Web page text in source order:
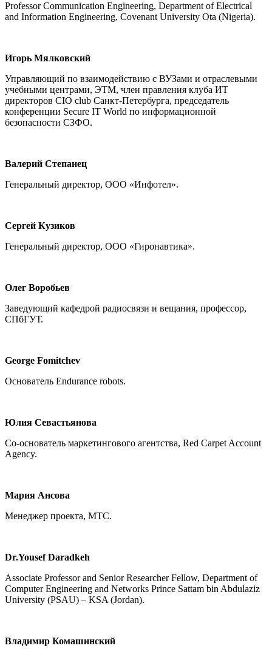
Professor Communication Engineering, Department of Electrical
and Information Engineering, Covenant University Ota (Nigeria).
Игорь Мялковский
Управляющий по взаимодействию с ВУЗами и отраслевыми
учебными центрами, ЭТМ, член правления клуба ИТ
директоров CIO club Санкт-Петербурга, председатель
конференции Secure IT World по информационной
безопасности СЗФО.
Валерий Степанец
Генеральный директор, ООО «Инфотел».
Сергей Кузиков
Генеральный директор, ООО «Гиронавтика».
Олег Воробьев
Заведующий кафедрой радиосвязи и вещания, профессор,
СПбГУТ.
George Fomitchev
Основатель Endurance robots.
Юлия Севастьянова
Со-основатель маркетингового агентства, Red Carpet Account
Agency.
Мария Ансова
Менеджер проекта, МТС.
Dr.Yousef Daradkeh
Associate Professor and Senior Researcher Fellow, Department of
Computer Engineering and Networks Prince Sattam bin Abdulaziz
University (PSAU) – KSA (Jordan).
Владимир Комашинский